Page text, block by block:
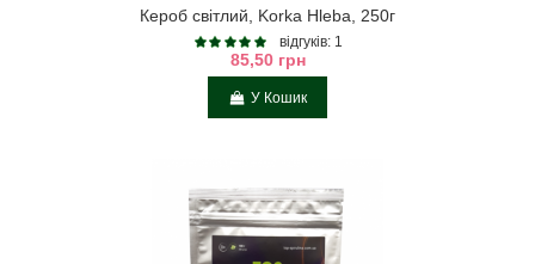
Кероб світлий, Korka Hleba, 250г
відгуків: 1
85,50 грн
У Кошик